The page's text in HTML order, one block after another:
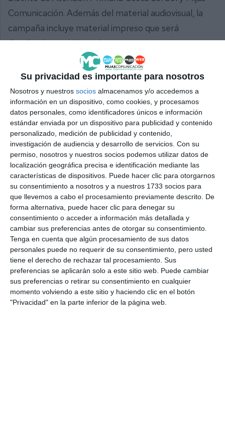
Su privacidad es importante para nosotros
Nosotros y nuestros socios almacenamos y/o accedemos a
información en un dispositivo, como cookies, y procesamos
datos personales, como identificadores únicos e información
estándar enviada por un dispositivo para publicidad y contenido
personalizado, medición de publicidad y contenido,
investigación de audiencia y desarrollo de servicios. Con su
permiso, nosotros y nuestros socios podemos utilizar datos de
localización geográfica precisa e identificación mediante las
características de dispositivos. Puede hacer clic para otorgarnos
su consentimiento a nosotros y a nuestros 1733 socios para
que llevemos a cabo el procesamiento previamente descrito. De
forma alternativa, puede hacer clic para denegar su
consentimiento o acceder a información más detallada y
cambiar sus preferencias antes de otorgar su consentimiento.
Tenga en cuenta que algún procesamiento de sus datos
personales puede no requerir de su consentimiento, pero usted
tiene el derecho de rechazar tal procesamiento. Sus
preferencias se aplicarán solo a este sitio web. Puede cambiar
sus preferencias o retirar su consentimiento en cualquier
momento volviendo a este sitio y haciendo clic en el botón
"Privacidad" en la parte inferior de la página web.
Comunicación. Además del material audiovisual, la
campaña incluye material impreso que será
distribuido también en los centros sanitarios,
educativos, sociales y dependencias municipales.
Comparte esta noticia desde el siguiente enlace:
https://mijascom.com/?a=38039
MIJAS PEQUES PANTALLAS CONCIENCIACIÓN